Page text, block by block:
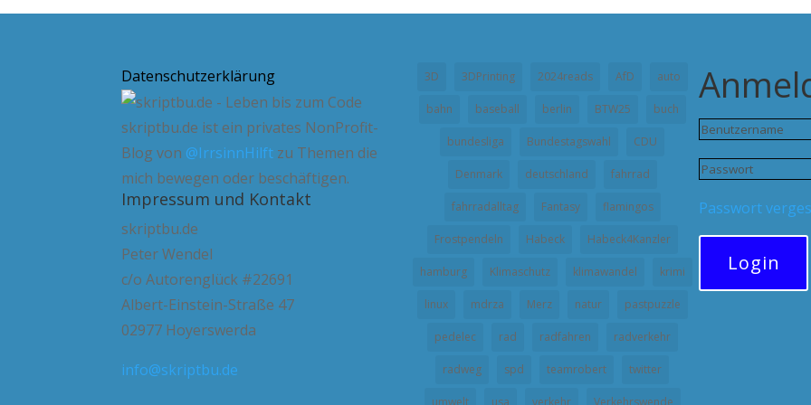
Datenschutzerklärung
skriptbu.de ist ein privates NonProfit-
Blog von @IrrsinnHilft zu Themen die
mich bewegen oder beschäftigen.
Impressum und Kontakt
skriptbu.de
Peter Wendel
c/o Autorenglück #22691
Albert-Einstein-Straße 47
02977 Hoyerswerda
info@skriptbu.de
3D 3DPrinting 2024reads AfD auto
bahn baseball berlin BTW25 buch
bundesliga Bundestagswahl CDU
Denmark deutschland fahrrad
fahrradalltag Fantasy flamingos
Frostpendeln Habeck Habeck4Kanzler
hamburg Klimaschutz klimawandel krimi
linux mdrza Merz natur pastpuzzle
pedelec rad radfahren radverkehr
radweg spd teamrobert twitter
umwelt usa verkehr Verkehrswende
Passwort
Login